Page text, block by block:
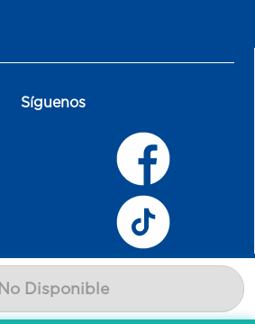
No Disponible
Síguenos